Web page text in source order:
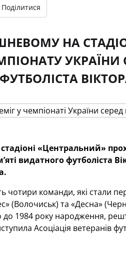
Поділитися
НА
УКРАЇНИ
«Центральний»
видатного футболіста
чотири команди, які стали
(Волочиськ) та «Десна»
до 1984 року народження,
Асоціація ветеранів